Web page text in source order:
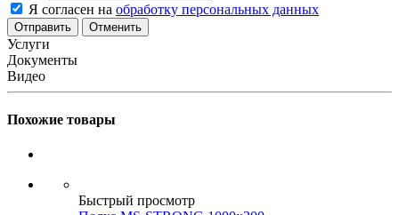
Я согласен на обработку персональных данных
Отменить
Услуги
Документы
Видео
Похожие товары
Быстрый просмотр